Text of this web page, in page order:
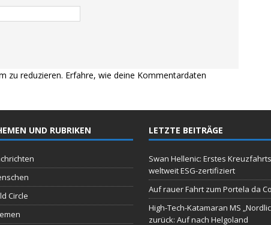
zu reduzieren. Erfahre, wie deine Kommentardaten
UND RUBRIKEN
Circle
LETZTE BEITRÄGE
Swan Hellenic: Erstes
weltweit ESG-zertifiziert
Auf rauer Fahrt zum Portela da
High-Tech-Katamaran MS
zurück: Auf nach Helgoland